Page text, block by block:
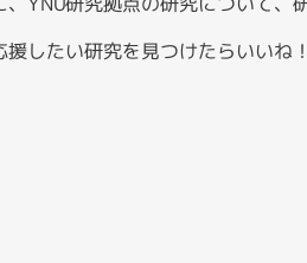
したい研究を見つけたらいいね